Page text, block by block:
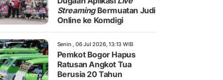
StreamingBermuatan Judi
Online ke Komdigi
Senin , 06 Jul 2026, 13:13 WIB
Pemkot Bogor Hapus
Ratusan Angkot Tua
Berusia 20 Tahun